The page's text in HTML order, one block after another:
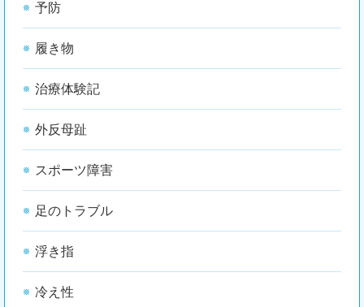
予防
履き物
治療体験記
外反母趾
スポーツ障害
足のトラブル
浮き指
冷え性